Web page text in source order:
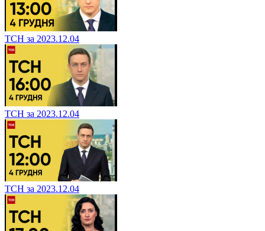
ТСН за 2023.12.04
ТСН за 2023.12.04
ТСН за 2023.12.04